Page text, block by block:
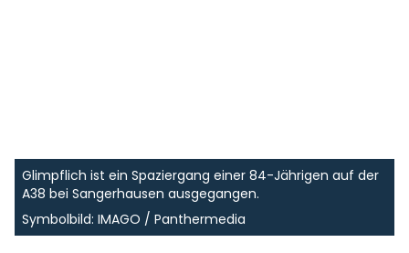
Glimpflich ist ein Spaziergang einer 84-Jährigen auf der
A38 bei Sangerhausen ausgegangen.
Symbolbild: IMAGO / Panthermedia